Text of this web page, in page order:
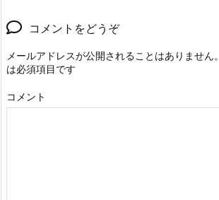
コメントをどうぞ
メールアドレスが公開されることはありません。
は必須項目です
コメント